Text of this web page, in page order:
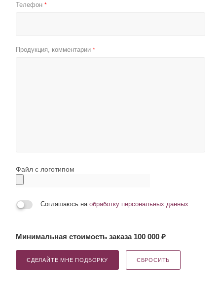
Телефон *
Продукция, комментарии *
Файл с логотипом
Соглашаюсь на обработку персональных данных
Минимальная стоимость заказа 100 000 ₽
СДЕЛАЙТЕ МНЕ ПОДБОРКУ СБРОСИТЬ